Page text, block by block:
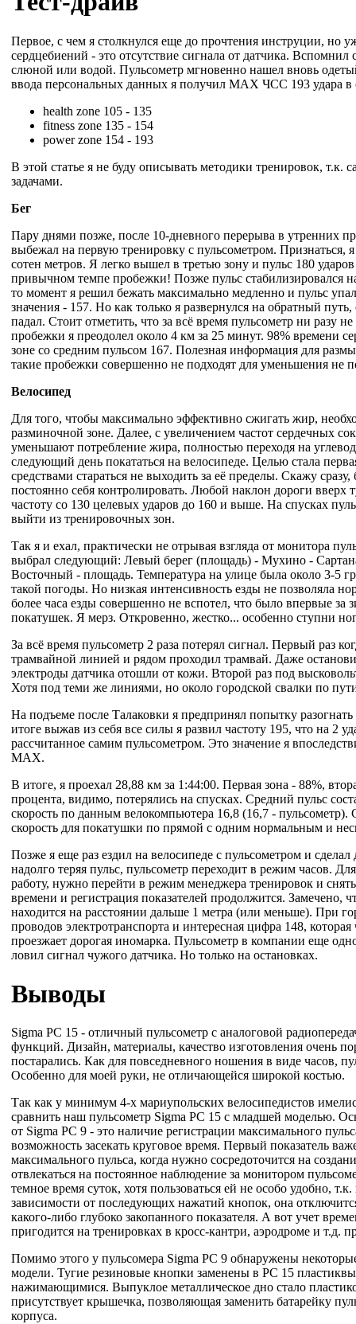
Первое, с чем я столкнулся еще до прочтения инструции, но
сердцебиений - это отсутствие сигнала от датчика. Вспомнил
слюной или водой. Пульсометр мгновенно нашел вновь
ввода персональных данных я получил MAX ЧСС 193 удара
health zone 105 - 135
fitness zone 135 - 154
power zone 154 - 193
В этой статье я не буду описывать методики тренировок, т.к.
задачами.
Бег
Пару днями позже, после 10-дневного перерыва в утренних
выбежал на первую тренировку с пульсометром. Признаться,
сотен метров. Я легко вышел в третью зону и пульс 180
привычном темпе пробежки! Позже пульс стабилизировался
то момент я решил бежать максимально медленно и пульс
значения - 157. Но как только я развернулся на обратный
падал. Стоит отметить, что за всё время пульсометр ни разу
пробежки я преодолел около 4 км за 25 минут. 98% времени
зоне со средним пульсом 167. Полезная информация для
такие пробежки совершенно не подходят для уменьшения не
Велосипед
Для того, чтобы максимально эффективно сжигать жир,
разминочной зоне. Далее, с увеличением частот сердечных
уменьшают потребление жира, полностью переходя на
следующий день покататься на велосипеде. Целью стала
средствами стараться не выходить за её пределы. Скажу
постоянно себя контролировать. Любой наклон дороги вверх
частоту со 130 целевых ударов до 160 и выше. На спусках
выйти из тренировочных зон.
Так я и ехал, практически не отрывая взгляда от монитора
выбрал следующий: Левый берег (площадь) - Мухино -
Восточный - площадь. Температура на улице была около 3-5
такой погоды. Но низкая интенсивность езды не позволяла
более часа езды совершенно не вспотел, что было впервые
покатушек. Я мерз. Откровенно, жестко... особенно ступни
За всё время пульсометр 2 раза потерял сигнал. Первый раз
трамвайной линией и рядом проходил трамвай. Даже
электроды датчика отошли от кожи. Второй раз под
Хотя под теми же линиями, но около городской свалки по
На подъеме после Талаковки я предпринял попытку
итоге выжав из себя все силы я развил частоту 195, что на 2
рассчитанное самим пульсометром. Это значение я
MAX.
В итоге, я проехал 28,88 км за 1:44:00. Первая зона - 88%,
процента, видимо, потерялись на спусках. Средний пульс
скорость по данным велокомпьютера 16,8 (16,7 - пульсометр).
скорость для покатушки по прямой с одним нормальным и
Позже я еще раз ездил на велосипеде с пульсометром и
надолго теряя пульс, пульсометр переходит в режим часов.
работу, нужно перейти в режим менеджера тренировок и
времени и регистрация показателей продолжится. Замечено,
находится на расстоянии дальше 1 метра (или меньше). При
проводов электротранспорта и интересная цифра 148,
проезжает дорогая иномарка. Пульсометр в компании еще
ловил сигнал чужого датчика. Но только на остановках.
Выводы
Sigma PC 15 - отличный пульсометр с аналоговой
функций. Дизайн, материалы, качество изготовления очень
постарались. Как для повседневного ношения в виде часов,
Особенно для моей руки, не отличающейся широкой костью.
Так как у минимум 4-х мариупольских велосипедистов
сравнить наш пульсометр Sigma PC 15 с младшей моделью.
от Sigma PC 9 - это наличие регистрации максимального
возможность засекать круговое время. Первый показатель
максимального пульса, когда нужно сосредоточится на
отвлекаться на постоянное наблюдение за монитором
темное время суток, хотя пользоваться ей не особо удобно,
зависимости от последующих нажатий кнопок, она
какого-либо глубоко закопанного показателя. А вот учет
пригодится на тренировках в кросс-кантри, аэродроме и т.д.
Помимо этого у пульсомера Sigma PC 9 обнаружены
модели. Тугие резиновые кнопки заменены в PC 15
нажимающимися. Выпуклое металлическое дно стало
присутствует крышечка, позволяющая заменить батарейку
корпуса.